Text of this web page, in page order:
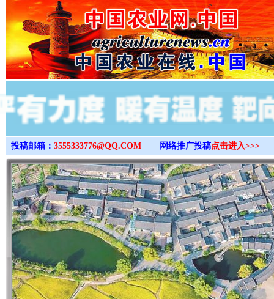
>
投稿邮箱： 3555333776@QQ.COM 网络推广投稿点击进入>>>